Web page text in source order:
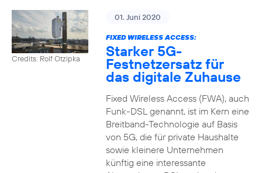
Credits: Rolf Otzipka
01. Juni 2020
FIXED WIRELESS ACCESS:
Starker 5G-
Festnetzersatz für
das digitale Zuhause
Fixed Wireless Access (FWA), auch
Funk-DSL genannt, ist im Kern eine
Breitband-Technologie auf Basis
von 5G, die für private Haushalte
sowie kleinere Unternehmen
künftig eine interessante